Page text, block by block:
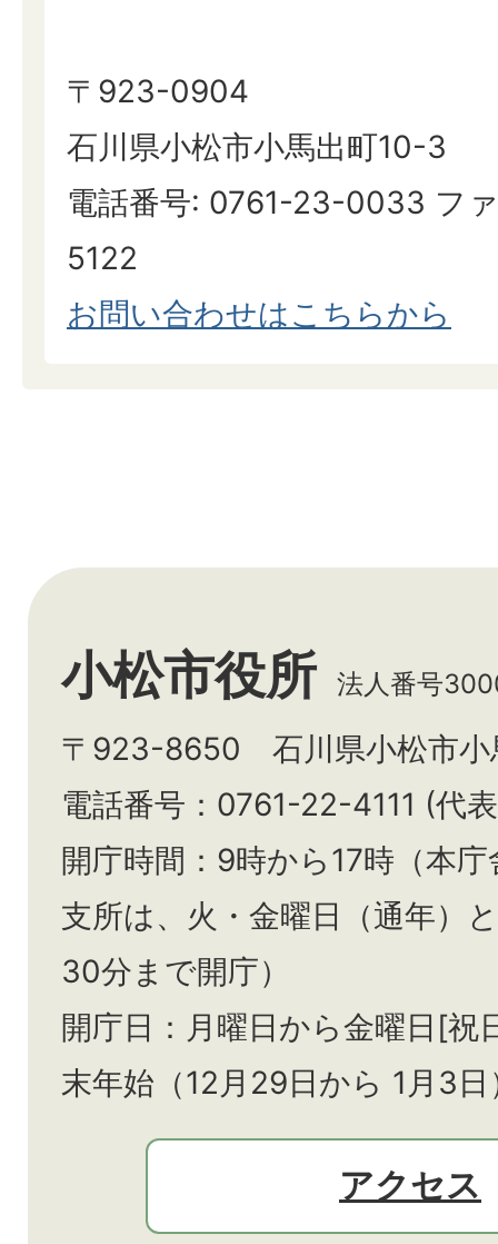
〒923-0904
石川県小松市小馬出町10-3
電話番号: 0761-23-0033 フ
5122
お問い合わせはこちらから
小松市役所 法人番号
〒923-8650 石川県小松市小
電話番号：0761-22-4111 (代
開庁時間：9時から17時（本
支所は、火・金曜日（通年）と
30分まで開庁）
開庁日：月曜日から金曜日[祝
末年始（12月29日から 1月3
アクセス